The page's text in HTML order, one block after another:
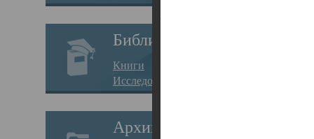
Библиотека
Книги
Исследования
Архив